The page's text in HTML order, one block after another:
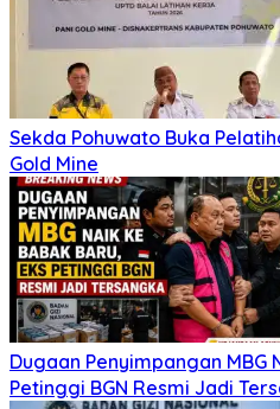
Sekda Pohuwato Buka
Gold Mine
Dugaan Penyimpangan MBG
Petinggi BGN Resmi Jadi